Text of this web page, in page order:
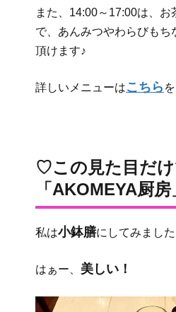
また、14:00～17:00は、お
で、あんみつやわらびもち
頂けます♪
詳しいメニューはこちら
♡この見た目だけ
「AKOMEYA厨
私は小鉢膳にしてみました
はぁー、 美しい！